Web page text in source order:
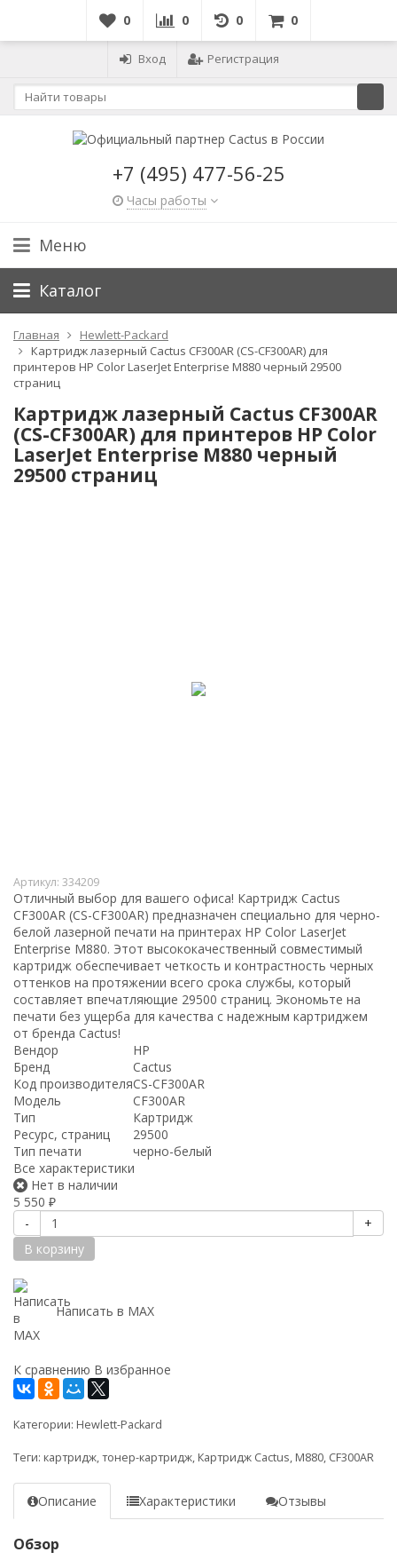
0 0 0 0
Вход Регистрация
+7 (495) 477-56-25
Часы работы
Меню
Каталог
Главная
Hewlett-Packard
Картридж лазерный Cactus CF300AR (CS-CF300AR) для
принтеров HP Color LaserJet Enterprise M880 черный 29500
страниц
Картридж лазерный Cactus CF300AR
(CS-CF300AR) для принтеров HP Color
LaserJet Enterprise M880 черный
29500 страниц
Артикул: 334209
Отличный выбор для вашего офиса! Картридж Cactus
CF300AR (CS-CF300AR) предназначен специально для черно-
белой лазерной печати на принтерах HP Color LaserJet
Enterprise M880. Этот высококачественный совместимый
картридж обеспечивает четкость и контрастность черных
оттенков на протяжении всего срока службы, который
составляет впечатляющие 29500 страниц. Экономьте на
печати без ущерба для качества с надежным картриджем
от бренда Cactus!
Вендор
HP
Бренд
Cactus
Код производителяCS-CF300AR
Модель
CF300AR
Тип
Картридж
Ресурс, страниц
29500
Тип печати
черно-белый
Все характеристики
Нет в наличии
5 550 ₽
-
+
В корзину
Написать в MAX
К сравнению В избранное
Категории: Hewlett-Packard
Теги: картридж,тонер-картридж, Картридж Cactus, M880, CF300AR
Описание Характеристики Отзывы
Обзор